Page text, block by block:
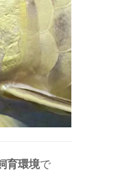
育環境で